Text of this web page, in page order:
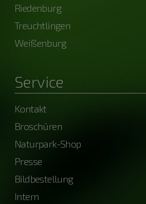
Riedenburg
Treuchtlingen
Weißenburg
Service
Kontakt
Broschüren
Naturpark-Shop
Presse
Bildbestellung
Intern